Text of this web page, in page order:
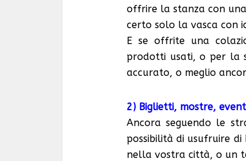
offrire la stanza con
certo solo la vasca con
E se offrite una
prodotti usati, o per la
accurato, o meglio
2) Biglietti, mostre,
Ancora seguendo le
possibilità di usufruire
nella vostra città, o un